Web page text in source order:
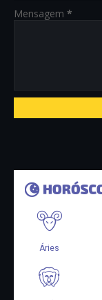
Mensagem *